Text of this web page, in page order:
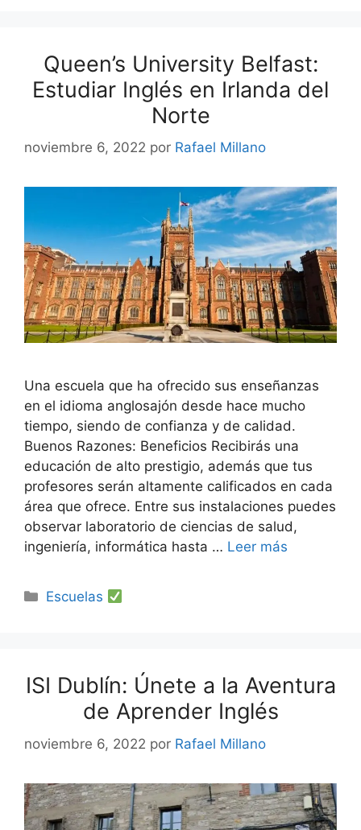
Queen’s University Belfast:
Estudiar Inglés en Irlanda del
Norte
noviembre 6, 2022 por Rafael Millano
Una escuela que ha ofrecido sus enseñanzas
en el idioma anglosajón desde hace mucho
tiempo, siendo de confianza y de calidad.
Buenos Razones: Beneficios Recibirás una
educación de alto prestigio, además que tus
profesores serán altamente calificados en cada
área que ofrece. Entre sus instalaciones puedes
observar laboratorio de ciencias de salud,
ingeniería, informática hasta … Leer más
Categorías
Escuelas
ISI Dublín: Únete a la Aventura
de Aprender Inglés
noviembre 6, 2022 por Rafael Millano